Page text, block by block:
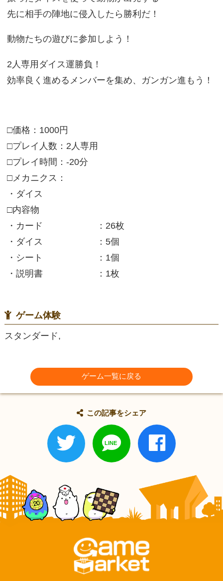
先に相手の陣地に侵入したら勝利だ！
動物たちの遊びに参加しよう！
2人専用ダイス運勝負！
効率良く進めるメンバーを集め、ガンガン進もう！
□価格：1000円
□プレイ人数：2人専用
□プレイ時間：-20分
□メカニクス：
・ダイス
□内容物
・カード ：26枚
・ダイス ：5個
・シート ：1個
・説明書 ：1枚
ゲーム体験
スタンダード,
ゲーム一覧に戻る
この記事をシェア